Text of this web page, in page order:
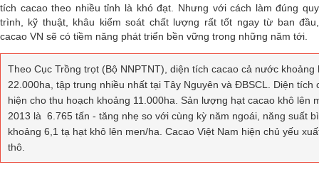
tích cacao theo nhiều tỉnh là khó đạt. Nhưng với cách làm đúng quy
trình, kỹ thuật, khâu kiểm soát chất lượng rất tốt ngay từ ban đầu,
cacao VN sẽ có tiềm năng phát triển bền vững trong những năm tới.
Theo Cục Trồng trọt (Bộ NNPTNT), diện tích cacao cả nước khoảng
22.000ha, tập trung nhiều nhất tại Tây Nguyên và ĐBSCL. Diện tích
hiện cho thu hoạch khoảng 11.000ha. Sản lượng hạt cacao khô lên
2013 là 6.765 tấn - tăng nhẹ so với cùng kỳ năm ngoái, năng suất
khoảng 6,1 tạ hạt khô lên men/ha. Cacao Việt Nam hiện chủ yếu
thô.